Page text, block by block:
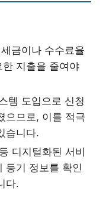
금이나 수수료율
지출을 줄여야
템 도입으로 신청
으므로, 이를 적극
습니다.
디지털화된 서비
등기 정보를 확인
다.